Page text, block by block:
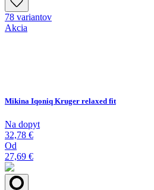
78 variantov
Akcia
Mikina Iqoniq Kruger relaxed fit
Na dopyt
32,78 €
Od
27,69 €